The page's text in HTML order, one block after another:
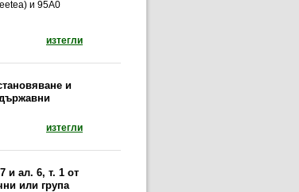
и 95A0
изтеглидокумент: Указания за стопанисване на
и
изтеглидокумент: Заповед № РД 49-58/13.02.2020 г.
и ал. 6, т. 1 от
или група